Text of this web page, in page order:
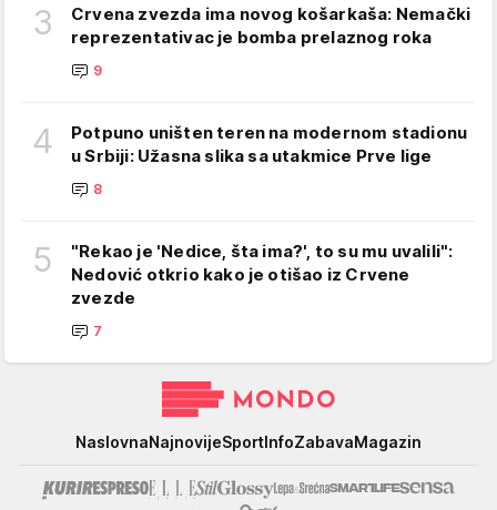
3
Crvena zvezda ima novog košarkaša: Nemački
reprezentativac je bomba prelaznog roka
9
4
Potpuno uništen teren na modernom stadionu
u Srbiji: Užasna slika sa utakmice Prve lige
8
5
"Rekao je 'Nedice, šta ima?', to su mu uvalili":
Nedović otkrio kako je otišao iz Crvene
zvezde
7
NaslovnaNajnovijeSportInfoZabavaMagazin